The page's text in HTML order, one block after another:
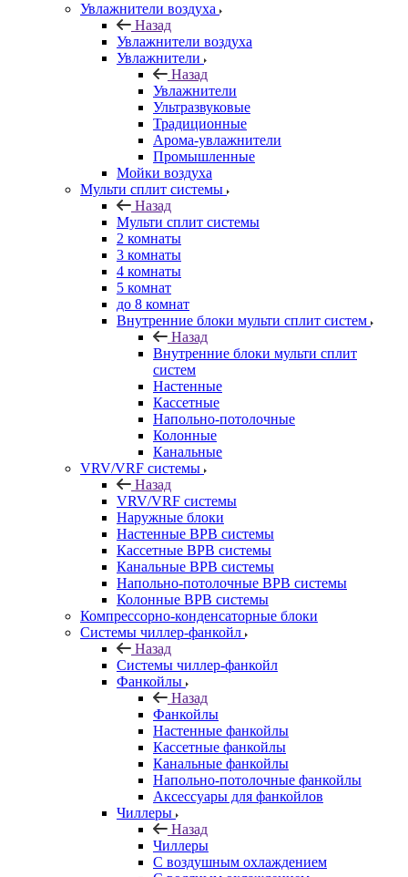
Увлажнители воздуха
Назад
Увлажнители воздуха
Увлажнители
Назад
Увлажнители
Ультразвуковые
Традиционные
Арома-увлажнители
Промышленные
Мойки воздуха
Мульти сплит системы
Назад
Мульти сплит системы
2 комнаты
3 комнаты
4 комнаты
5 комнат
до 8 комнат
Внутренние блоки мульти сплит систем
Назад
Внутренние блоки мульти сплит
систем
Настенные
Кассетные
Напольно-потолочные
Колонные
Канальные
VRV/VRF системы
Назад
VRV/VRF системы
Наружные блоки
Настенные ВРВ системы
Кассетные ВРВ системы
Канальные ВРВ системы
Напольно-потолочные ВРВ системы
Колонные ВРВ системы
Компрессорно-конденсаторные блоки
Системы чиллер-фанкойл
Назад
Системы чиллер-фанкойл
Фанкойлы
Назад
Фанкойлы
Настенные фанкойлы
Кассетные фанкойлы
Канальные фанкойлы
Напольно-потолочные фанкойлы
Аксессуары для фанкойлов
Чиллеры
Назад
Чиллеры
С воздушным охлаждением